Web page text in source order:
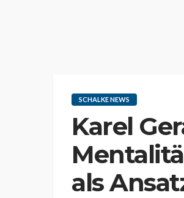
SCHALKE NEWS
Karel
als